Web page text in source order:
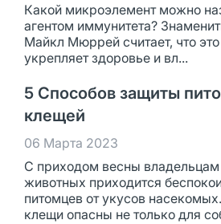
Какой микроэлемент можно
агентом иммунитета?
Майкл Мюррей считает, что
укрепляет здоровье и вл...
5 Способов защиты
клещей
06 Марта 2023
С приходом весны
животных приходится
питомцев от укусов
клещи опасны не только для